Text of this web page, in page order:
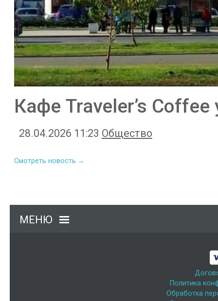
Кафе Traveler’s
28.04.2026 11:23 Общество
Смотреть новость →
МЕНЮ
Политика
Обработка